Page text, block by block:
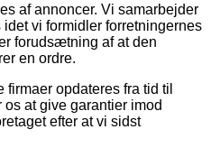
af annoncer. Vi samarbejder
vi formidler forretningernes
forudsætning af at den
en ordre.
opdateres fra tid til
at give garantier imod
efter at vi sidst